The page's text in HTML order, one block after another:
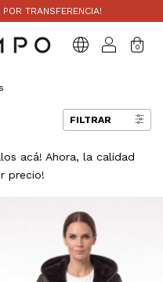
TRANSFERENCIA!
0
FILTRAR
acá! Ahora, la calidad
precio!